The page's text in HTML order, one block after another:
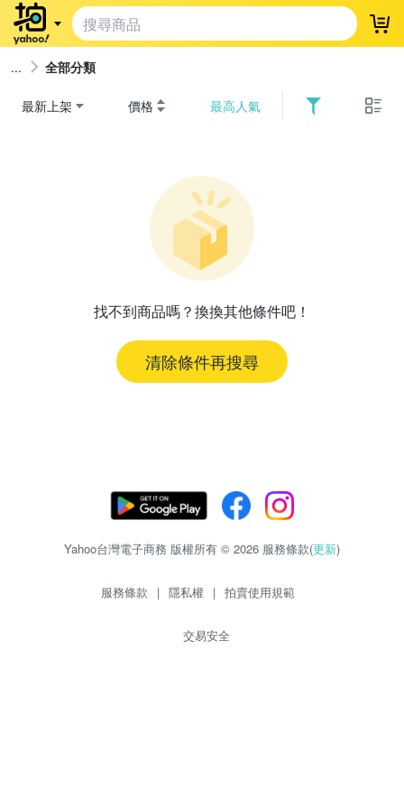
登
全部分類
最新上架 價格 最高人氣
找不到商品嗎？換換其他條件吧！
清除條件再搜尋
Yahoo台灣電子商務 版權所有 © 2026 服務條款(更新)
服務條款 | 隱私權 | 拍賣使用規範
交易安全